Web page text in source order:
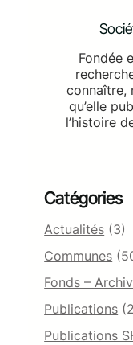
Fondée
connaître,
qu’elle
l’histoire
Catégories
Actualités (3)
Communes
Fonds –
Publications
Publications